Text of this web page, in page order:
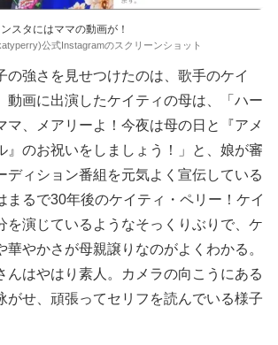
スタにはママの動画が！
公式Instagramのスクリーンショット
の強さを見せつけたのは、歌手のケイ
動画に出演したケイティの母は、「ハー
マ、メアリーよ！今夜は母の日と『アメ
』のお祝いをしましょう！」と、娘が審
ディション番組を元気よく宣伝している
まるで30年後のケイティ・ペリー！ケイ
を演じているようなそっくりぶりで、ケ
華やかさが母親譲りなのがよくわかる。
んはやはり素人。カメラの向こうにある
がせ、頑張ってセリフを読んでいる様子